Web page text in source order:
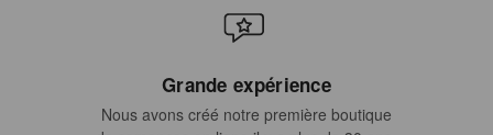
Grande expérience
Nous avons créé notre première boutique